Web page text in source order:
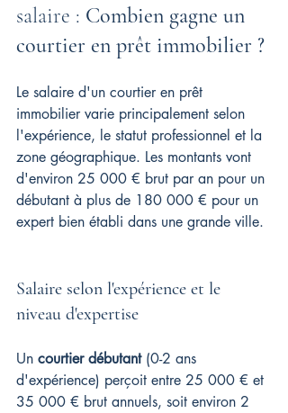
salaire : Combien gagne un
courtier en prêt immobilier ?
Le salaire d'un courtier en prêt
immobilier varie principalement selon
l'expérience, le statut professionnel et la
zone géographique. Les montants vont
d'environ 25 000 € brut par an pour un
débutant à plus de 180 000 € pour un
expert bien établi dans une grande ville.
Salaire selon l'expérience et le
niveau d'expertise
Un courtier débutant (0-2 ans
d'expérience) perçoit entre 25 000 € et
35 000 € brut annuels, soit environ 2